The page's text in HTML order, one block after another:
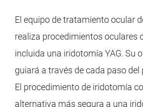
El equipo de tratamiento ocular
realiza procedimientos oculares
incluida una iridotomía YAG. Su
guiará a través de cada paso
El procedimiento de iridotomía
alternativa más segura a una